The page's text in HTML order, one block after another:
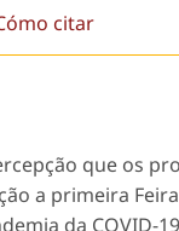
citar
que os
a primeira
da COVID-